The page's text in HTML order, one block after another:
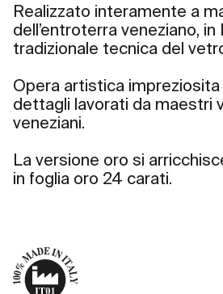
Realizzato interamente a
dell’entroterra veneziano,
tradizionale tecnica del
Opera artistica
dettagli lavorati da maestri
veneziani.
La versione oro si
in foglia oro 24 carati.